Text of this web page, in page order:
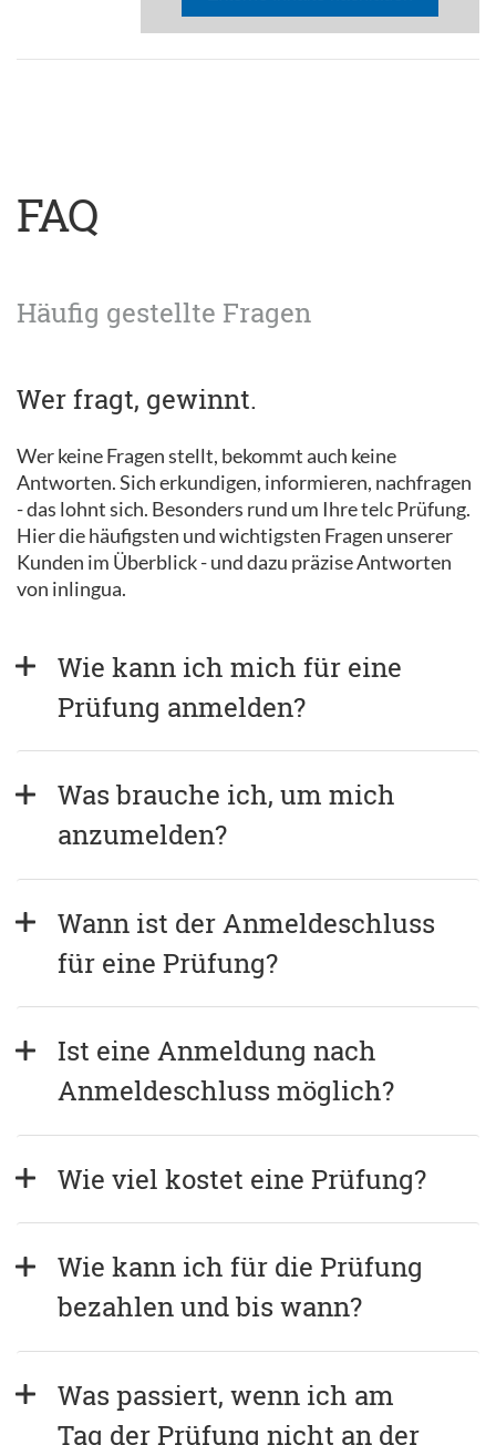
FAQ
Häufig gestellte Fragen
Wer fragt, gewinnt.
Wer keine Fragen stellt, bekommt auch keine
Antworten. Sich erkundigen, informieren, nachfragen
- das lohnt sich. Besonders rund um Ihre telc Prüfung.
Hier die häufigsten und wichtigsten Fragen unserer
Kunden im Überblick - und dazu präzise Antworten
von inlingua.
Wie kann ich mich für eine
Prüfung anmelden?
Was brauche ich, um mich
anzumelden?
Wann ist der Anmeldeschluss
für eine Prüfung?
Ist eine Anmeldung nach
Anmeldeschluss möglich?
Wie viel kostet eine Prüfung?
Wie kann ich für die Prüfung
bezahlen und bis wann?
Was passiert, wenn ich am
Tag der Prüfung nicht an der